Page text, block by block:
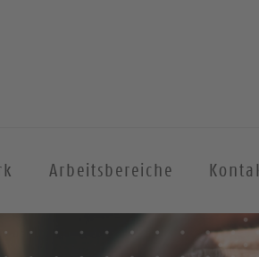
Arbeitsbereiche